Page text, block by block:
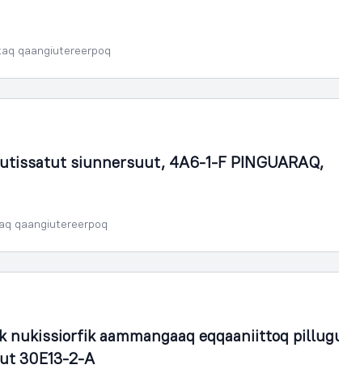
qaangiutereerpoq
siunnersuut, 4A6-1-F PINGUARAQ,
qaangiutereerpoq
nukissiorfik aammangaaq eqqaaniittoq
30E13-2-A